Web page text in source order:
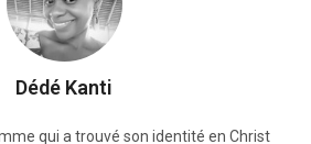
Dédé Kanti
qui a trouvé son identité en Christ